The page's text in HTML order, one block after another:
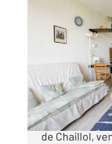
ST MICHEL
37,60 m2, 1
Ref : 1275
96
À seulement
de Chaillol,